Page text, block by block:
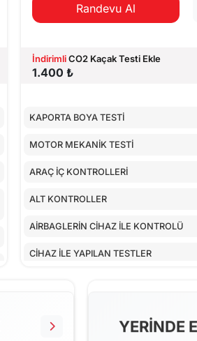
Randevu Al
İndirimliCO2 Kaçak Testi Ekle
1.400 ₺
KAPORTA BOYA TESTİ
MOTOR MEKANİK TESTİ
ARAÇ İÇ KONTROLLERİ
ALT KONTROLLER
AİRBAGLERİN CİHAZ İLE KONTROLÜ
CİHAZ İLE YAPILAN TESTLER
YERİNDE